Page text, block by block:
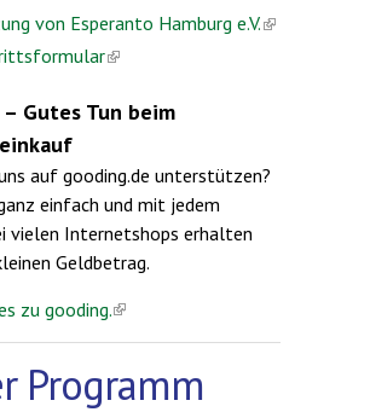
von Esperanto Hamburg e.V.(link is
(link is external)
Gutes Tun beim
auf gooding.de unterstützen?
einfach und mit jedem
vielen Internetshops erhalten
Geldbetrag.
zu gooding.(link is external)
Programm